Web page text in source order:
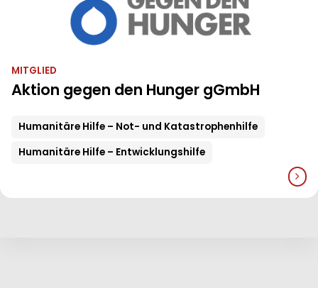
MITGLIED
Aktion gegen den Hunger gGmbH
Humanitäre Hilfe – Not- und Katastrophenhilfe
Humanitäre Hilfe – Entwicklungshilfe